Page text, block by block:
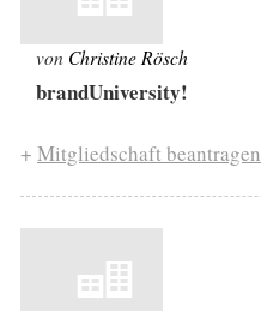
von Christine Rösch
brandUniversity!
+ Mitgliedschaft beantragen